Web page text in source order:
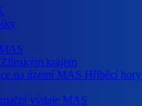
Zlínským krajem
na území MAS Hříběcí hory
výdaje MAS